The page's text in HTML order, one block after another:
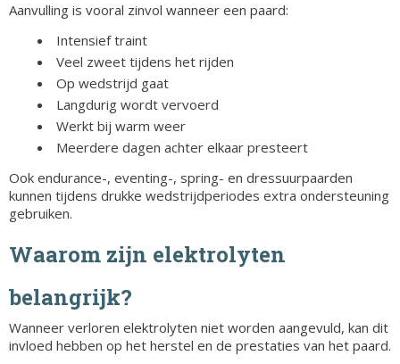
Aanvulling is vooral zinvol wanneer een paard:
Intensief traint
Veel zweet tijdens het rijden
Op wedstrijd gaat
Langdurig wordt vervoerd
Werkt bij warm weer
Meerdere dagen achter elkaar presteert
Ook endurance-, eventing-, spring- en dressuurpaarden
kunnen tijdens drukke wedstrijdperiodes extra ondersteuning
gebruiken.
Waarom zijn elektrolyten
belangrijk?
Wanneer verloren elektrolyten niet worden aangevuld, kan dit
invloed hebben op het herstel en de prestaties van het paard.